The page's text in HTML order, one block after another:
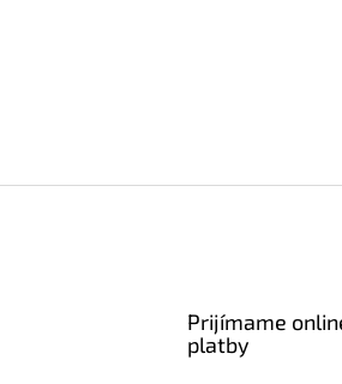
Prijímame
platby